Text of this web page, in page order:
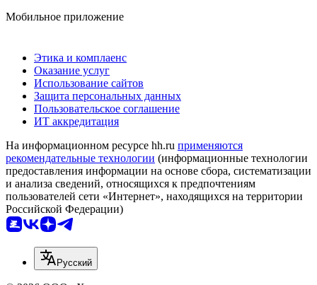
Мобильное приложение
Этика и комплаенс
Оказание услуг
Использование сайтов
Защита персональных данных
Пользовательское соглашение
ИТ аккредитация
На информационном ресурсе hh.ru применяются
рекомендательные технологии (информационные технологии
предоставления информации на основе сбора, систематизации
и анализа сведений, относящихся к предпочтениям
пользователей сети «Интернет», находящихся на территории
Российской Федерации)
Русский